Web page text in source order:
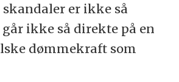
er ikke så
ikke så direkte på en
dømmekraft som